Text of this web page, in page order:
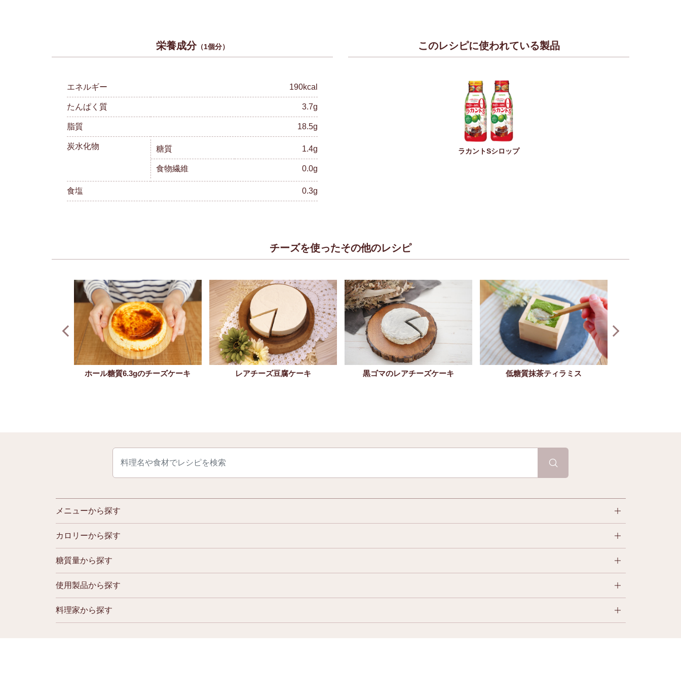
栄養成分（1個分）
エネルギー 190kcal
たんぱく質 3.7g
脂質 18.5g
炭水化物 糖質 1.4g
食物繊維 0.0g
食塩 0.3g
このレシピに使われている製品
ラカントSシロップ
チーズを使ったその他のレシピ
ホール糖質6.3gのチーズケーキ レアチーズ豆腐ケーキ 黒ゴマのレアチーズケーキ 低糖質抹茶ティラミス
メニューから探す
カロリーから探す
糖質量から探す
使用製品から探す
料理家から探す